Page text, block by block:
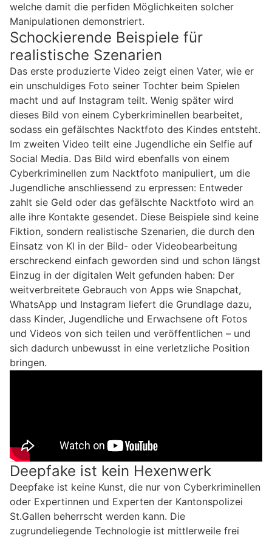
welche damit die perfiden Möglichkeiten solcher
Manipulationen demonstriert.
Schockierende Beispiele für
realistische Szenarien
Das erste produzierte Video zeigt einen Vater, wie er
ein unschuldiges Foto seiner Tochter beim Spielen
macht und auf Instagram teilt. Wenig später wird
dieses Bild von einem Cyberkriminellen bearbeitet,
sodass ein gefälschtes Nacktfoto des Kindes entsteht.
Im zweiten Video teilt eine Jugendliche ein Selfie auf
Social Media. Das Bild wird ebenfalls von einem
Cyberkriminellen zum Nacktfoto manipuliert, um die
Jugendliche anschliessend zu erpressen: Entweder
zahlt sie Geld oder das gefälschte Nacktfoto wird an
alle ihre Kontakte gesendet. Diese Beispiele sind keine
Fiktion, sondern realistische Szenarien, die durch den
Einsatz von KI in der Bild- oder Videobearbeitung
erschreckend einfach geworden sind und schon längst
Einzug in der digitalen Welt gefunden haben: Der
weitverbreitete Gebrauch von Apps wie Snapchat,
WhatsApp und Instagram liefert die Grundlage dazu,
dass Kinder, Jugendliche und Erwachsene oft Fotos
und Videos von sich teilen und veröffentlichen – und
sich dadurch unbewusst in eine verletzliche Position
bringen.
Deepfake ist kein Hexenwerk
Deepfake ist keine Kunst, die nur von Cyberkriminellen
oder Expertinnen und Experten der Kantonspolizei
St.Gallen beherrscht werden kann. Die
zugrundeliegende Technologie ist mittlerweile frei